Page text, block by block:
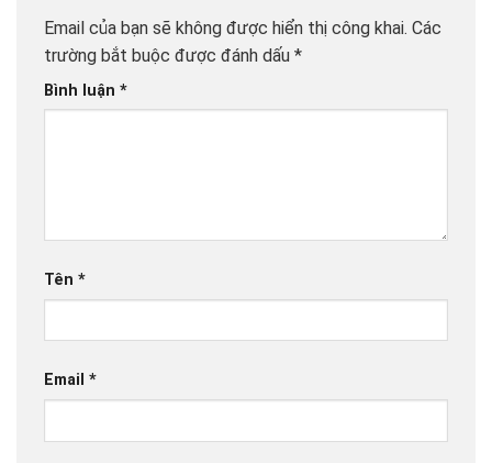
Email của bạn sẽ không được hiển thị công khai. Các
trường bắt buộc được đánh dấu *
Bình luận *
Tên *
Email *